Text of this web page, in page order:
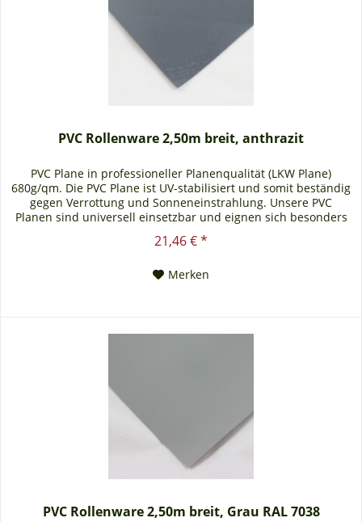
PVC Rollenware 2,50m breit, anthrazit
PVC Plane in professioneller Planenqualität (LKW Plane)
680g/qm. Die PVC Plane ist UV-stabilisiert und somit beständig
gegen Verrottung und Sonneneinstrahlung. Unsere PVC
Planen sind universell einsetzbar und eignen sich besonders
als Carportplane, Balkonabtrennung, Abdeckplane für
Brennholz, Sandkastenabdeckung oder für Ihren Anhänger.
21,46 € *
Merken
PVC Rollenware 2,50m breit, Grau RAL 7038